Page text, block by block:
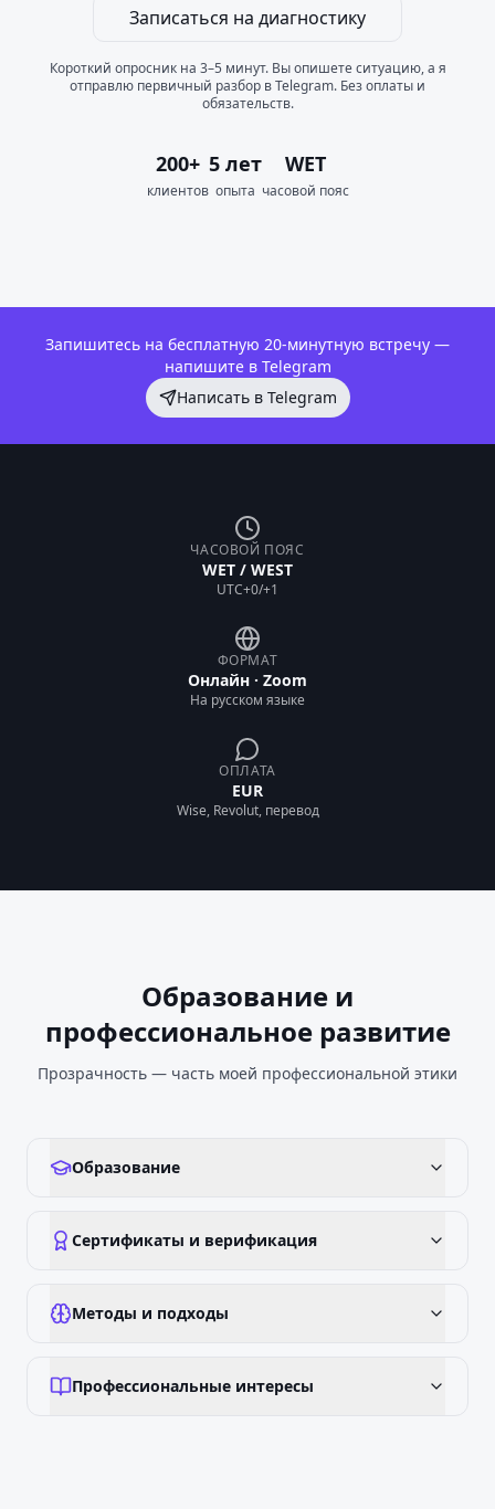
Записаться на диагностику
Короткий опросник на 3–5 минут. Вы опишете ситуацию, а я
отправлю первичный разбор в Telegram. Без оплаты и
обязательств.
200+
клиентов
5 лет
опыта
WET
часовой пояс
Запишитесь на бесплатную 20-минутную встречу —
напишите в Telegram
Написать в Telegram
ЧАСОВОЙ ПОЯС
WET / WEST
UTC+0/+1
ФОРМАТ
Онлайн · Zoom
На русском языке
ОПЛАТА
EUR
Wise, Revolut, перевод
Образование и
профессиональное развитие
Прозрачность — часть моей профессиональной этики
Образование
Сертификаты и верификация
Методы и подходы
Профессиональные интересы